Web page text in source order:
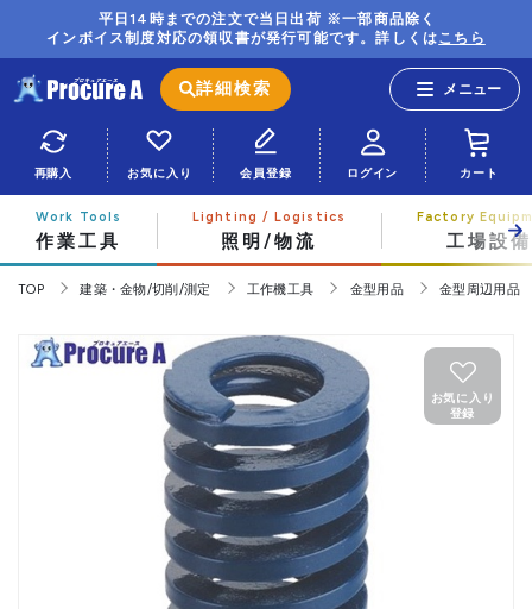
平日14時までの注文で当日出荷 ※一部商品除く
インボイス制度対応の領収書が発行可能です。詳しくはこちら
詳細検索
再購入 お気に入り 会員登録 ログイン カート
作業工具 照明/物流 工場設備
TOP 建築・金物/切削/測定 工作機工具 金型用品 金型周辺用品
お気に入り
登録